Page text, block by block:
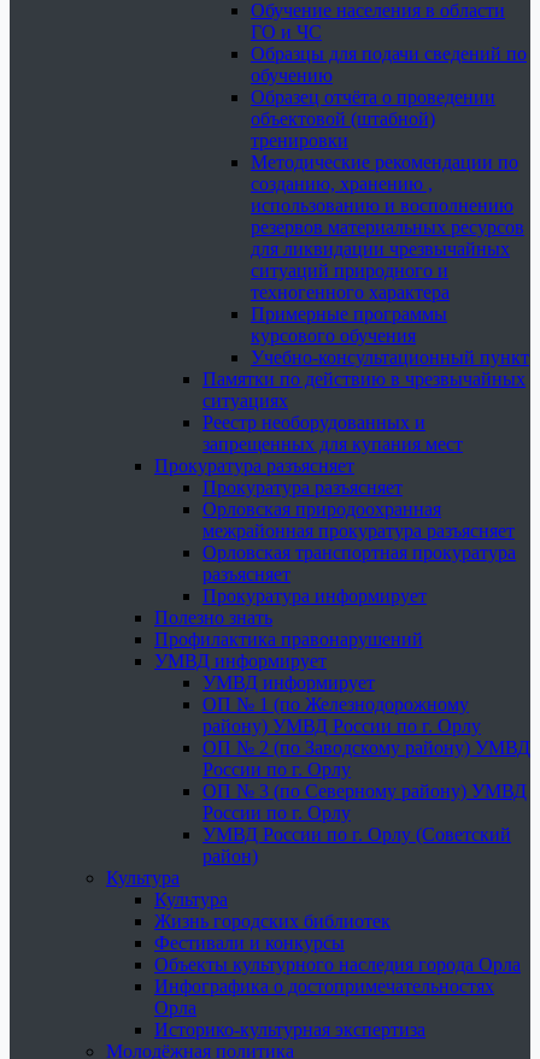
Обучение населения в области
ГО и ЧС
Образцы для подачи сведений по
обучению
Образец отчёта о проведении
объектовой (штабной)
тренировки
Методические рекомендации по
созданию, хранению ,
использованию и восполнению
резервов материальных ресурсов
для ликвидации чрезвычайных
ситуаций природного и
техногенного характера
Примерные программы
курсового обучения
Учебно-консультационный пункт
Памятки по действию в чрезвычайных
ситуациях
Реестр необорудованных и
запрещенных для купания мест
Прокуратура разъясняет
Прокуратура разъясняет
Орловская природоохранная
межрайонная прокуратура разъясняет
Орловская транспортная прокуратура
разъясняет
Прокуратура информирует
Полезно знать
Профилактика правонарушений
УМВД информирует
УМВД информирует
ОП № 1 (по Железнодорожному
району) УМВД России по г. Орлу
ОП № 2 (по Заводскому району) УМВД
России по г. Орлу
ОП № 3 (по Северному району) УМВД
России по г. Орлу
УМВД России по г. Орлу (Советский
район)
Культура
Культура
Жизнь городских библиотек
Фестивали и конкурсы
Объекты культурного наследия города Орла
Инфографика о достопримечательностях
Орла
Историко-культурная экспертиза
Молодёжная политика